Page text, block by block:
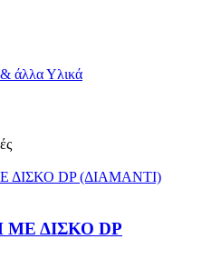
άλλα Υλικά
ΜΕ ΔΙΣΚΟ DP